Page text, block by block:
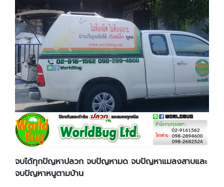
จบได้ทุกปัญหาปลวก จบปัญหามด จบปัญหาแมลงสาบและ
จบปัญหาหนูตามบ้าน